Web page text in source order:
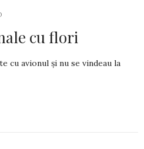
cu flori
cu avionul și nu se vindeau la